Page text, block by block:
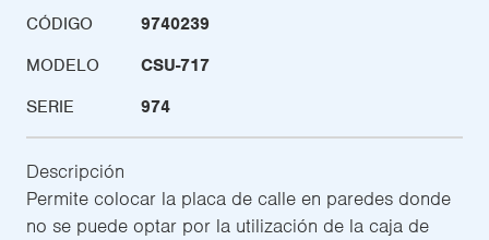
CÓDIGO
9740239
MODELO
CSU-717
SERIE
974
Descripción
Permite colocar la placa de calle en paredes donde
no se puede optar por la utilización de la caja de